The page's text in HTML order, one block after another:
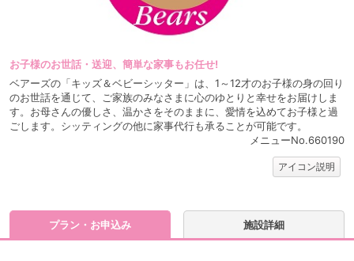
お子様のお世話・送迎、簡単な家事もお任せ!
ベアーズの「キッズ＆ベビーシッター」は、1～12才のお子様の身の回り
のお世話を通じて、ご家族のみなさまに心のゆとりと幸せをお届けしま
す。お母さんの優しさ、温かさをそのままに、愛情を込めてお子様と過
ごします。シッティングの他に家事代行も承ることが可能です。
メニューNo.660190
アイコン説明
プラン・お申込み 施設詳細